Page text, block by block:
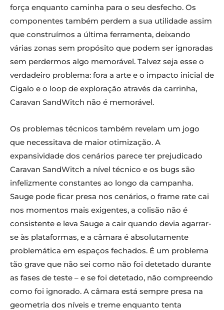
força enquanto caminha para o seu desfecho. Os
componentes também perdem a sua utilidade assim
que construímos a última ferramenta, deixando
várias zonas sem propósito que podem ser ignoradas
sem perdermos algo memorável. Talvez seja esse o
verdadeiro problema: fora a arte e o impacto inicial de
Cigalo e o loop de exploração através da carrinha,
Caravan SandWitch não é memorável.
Os problemas técnicos também revelam um jogo
que necessitava de maior otimização. A
expansividade dos cenários parece ter prejudicado
Caravan SandWitch a nível técnico e os bugs são
infelizmente constantes ao longo da campanha.
Sauge pode ficar presa nos cenários, o frame rate cai
nos momentos mais exigentes, a colisão não é
consistente e leva Sauge a cair quando devia agarrar-
se às plataformas, e a câmara é absolutamente
problemática em espaços fechados. É um problema
tão grave que não sei como não foi detetado durante
as fases de teste – e se foi detetado, não compreendo
como foi ignorado. A câmara está sempre presa na
geometria dos níveis e treme enquanto tenta